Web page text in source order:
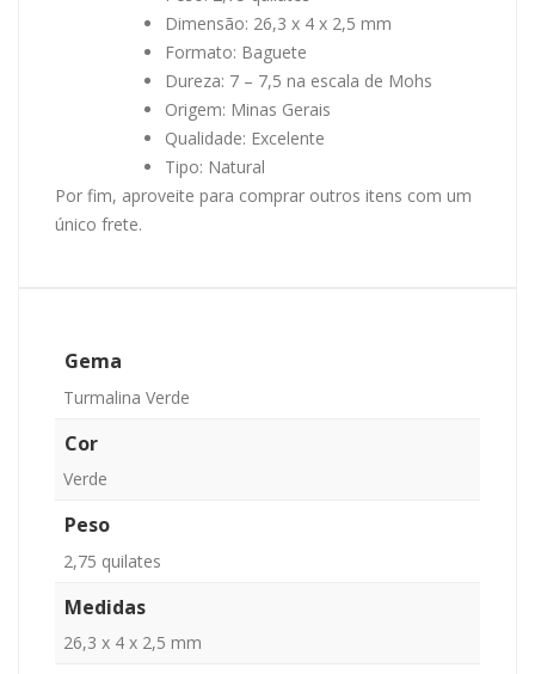
Dimensão: 26,3 x 4 x 2,5 mm
Formato: Baguete
Dureza: 7 – 7,5 na escala de Mohs
Origem: Minas Gerais
Qualidade: Excelente
Tipo: Natural
Por fim, aproveite para comprar outros itens com um
único frete.
Gema
Turmalina Verde
Cor
Verde
Peso
2,75 quilates
Medidas
26,3 x 4 x 2,5 mm